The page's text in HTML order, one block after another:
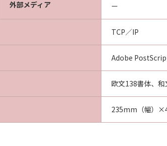
外部メディア ー
TCP／IP
Adobe
欧文138書体、
235mm（幅）